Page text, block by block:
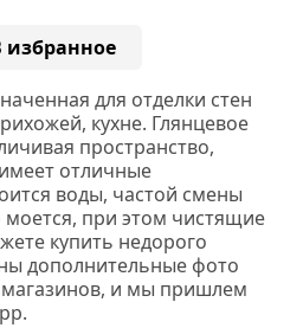
избранное
для отделки стен
кухне. Глянцевое
пространство,
отличные
воды, частой смены
моется, при этом чистящие
купить недорого
дополнительные фото
и мы пришлем